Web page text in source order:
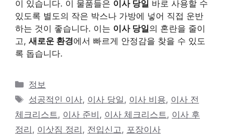
이 있습니다. 이 물품들은 이사 당일 바로 사용할 수
있도록 별도의 작은 박스나 가방에 넣어 직접 운반
하는 것이 좋습니다. 이는 이사 당일의 혼란을 줄이
고, 새로운 환경에서 빠르게 안정감을 찾을 수 있도
록 돕습니다.
카
테
리
정보
태
그
성공적인 이사, 이사 당일 , 이사 비용, 이사 전
체크리스트, 이사 준비 , 이사 체크리스트, 이사 후
정리 , 이삿짐 정리 , 전입신고, 포장이사